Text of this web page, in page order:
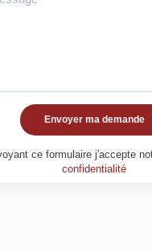
Envoyer ma demande
ce formulaire j'accepte
confidentialité